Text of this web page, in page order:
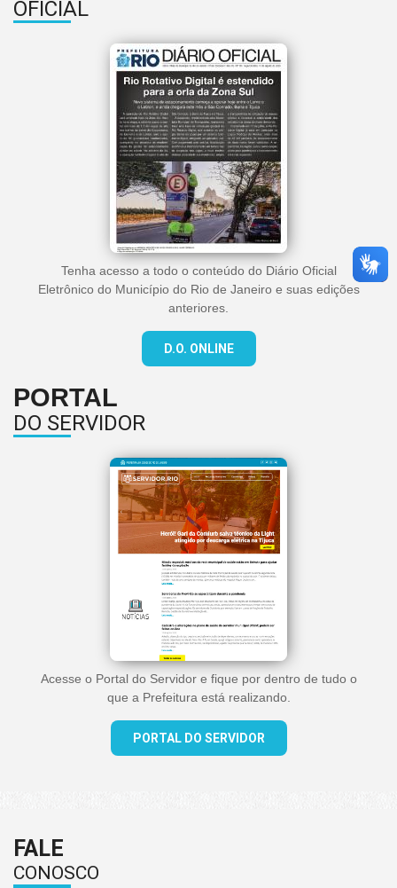
OFICIAL
Tenha acesso a todo o conteúdo do Diário Oficial
Eletrônico do Município do Rio de Janeiro e suas edições
anteriores.
D.O. ONLINE
PORTAL
DO SERVIDOR
Acesse o Portal do Servidor e fique por dentro de tudo o
que a Prefeitura está realizando.
PORTAL DO SERVIDOR
FALE
CONOSCO